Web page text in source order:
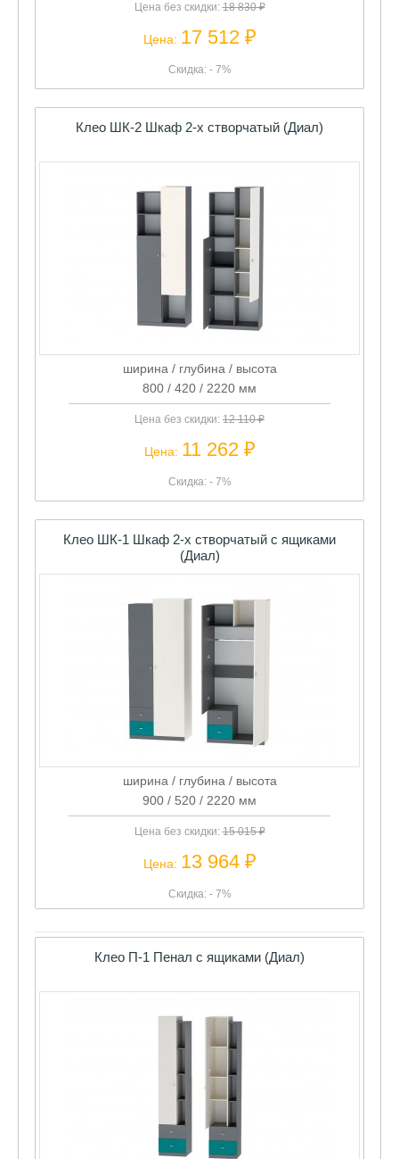
Цена без скидки:18 830 ₽
Цена: 17 512 ₽
Скидка: - 7%
Клео ШК-2 Шкаф 2-х створчатый (Диал)
ширина / глубина / высота
800 / 420 / 2220 мм
Цена без скидки: 12 110 ₽
Цена: 11 262 ₽
Скидка: - 7%
Клео ШК-1 Шкаф 2-х створчатый с ящиками
(Диал)
ширина / глубина / высота
900 / 520 / 2220 мм
Цена без скидки:15 015 ₽
Цена: 13 964 ₽
Скидка: - 7%
Клео П-1 Пенал с ящиками (Диал)